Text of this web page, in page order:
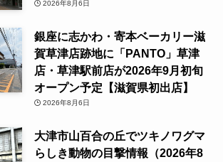
2026年8月6日
銀座に志かわ・寄本ベーカリー滋
賀草津店跡地に「PANTO」草津
店・草津駅前店が2026年9月初旬
オープン予定【滋賀県初出店】
2026年8月6日
大津市山百合の丘でツキノワグマ
らしき動物の目撃情報（2026年8